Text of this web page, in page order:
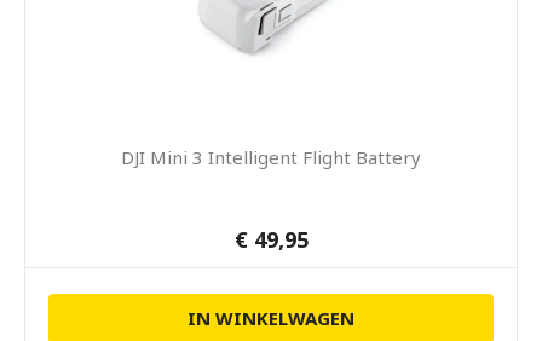
DJI Mini 3 Intelligent Flight Battery
€ 49,95
IN WINKELWAGEN